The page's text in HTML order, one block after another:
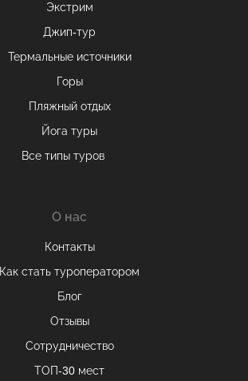
Экстрим
Джип-тур
Термальные источники
Горы
Пляжный отдых
Йога туры
Все типы туров
О нас
Контакты
Как стать туроператором
Блог
Отзывы
Сотрудничество
ТОП-30 мест